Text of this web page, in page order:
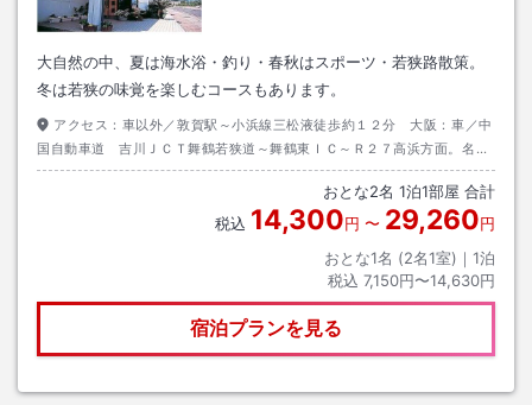
大自然の中、夏は海水浴・釣り・春秋はスポーツ・若狭路散策。
冬は若狭の味覚を楽しむコースもあります。
アクセス： 車以外／敦賀駅～小浜線三松液徒歩約１２分 大阪：車／中
国自動車道 吉川ＪＣＴ舞鶴若狭道～舞鶴東ＩＣ～Ｒ２７高浜方面。名古
屋：車／名神～北陸道 敦賀ＪＣＴ舞鶴若狭自動車道～小浜西ＩＣ～Ｒ２
おとな2名 1泊1部屋 合計
税込 14,300円 〜 29,260円
おとな1名 (2名1室)｜ 1泊
税込 7,150円〜14,630円
宿泊プランを見る